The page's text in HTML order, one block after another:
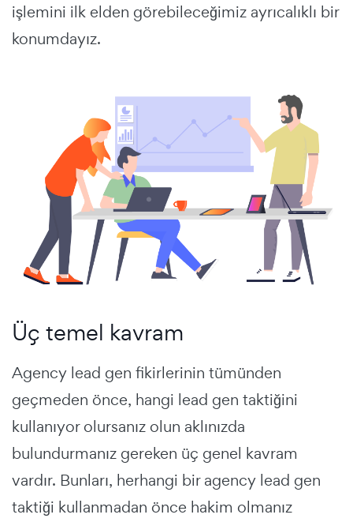
işlemini ilk elden görebileceğimiz ayrıcalıklı bir
konumdayız.
Üç temel kavram
Agency lead gen fikirlerinin tümünden
geçmeden önce, hangi lead gen taktiğini
kullanıyor olursanız olun aklınızda
bulundurmanız gereken üç genel kavram
vardır. Bunları, herhangi bir agency lead gen
taktiği kullanmadan önce hakim olmanız